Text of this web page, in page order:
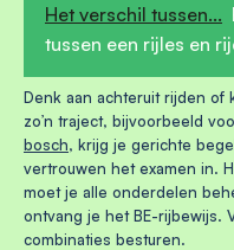
Het verschil tussen...
tussen een rijles en
Denk aan achteruit rijden of
zo’n traject, bijvoorbeeld
bosch, krijg je gerichte
vertrouwen het examen in.
moet je alle onderdelen
ontvang je het BE-rijbewijs.
combinaties besturen.